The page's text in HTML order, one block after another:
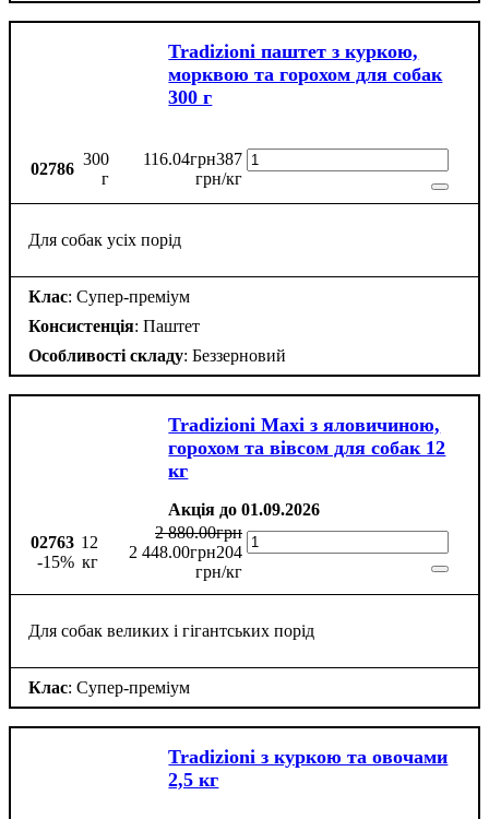
Tradizioni паштет з куркою,
морквою та горохом для собак
300 г
02786
300
г
116.04грн387
грн/кг
Для собак усіх порід
Клас: Супер-преміум
Консистенція: Паштет
Особливості складу: Беззерновий
Tradizioni Maxi з яловичиною,
горохом та вівсом для собак 12
кг
Акція до 01.09.2026
02763
-15%
12
кг
2 880.00грн
2 448.00грн204
грн/кг
Для собак великих і гігантських порід
Клас: Супер-преміум
Tradizioni з куркою та овочами
2,5 кг